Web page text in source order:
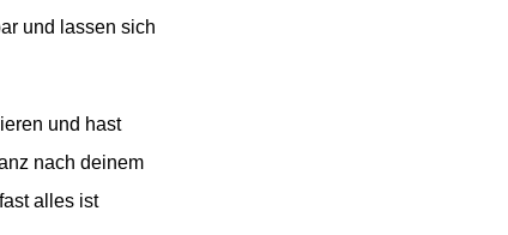
und lassen sich
und hast
nach deinem
alles ist